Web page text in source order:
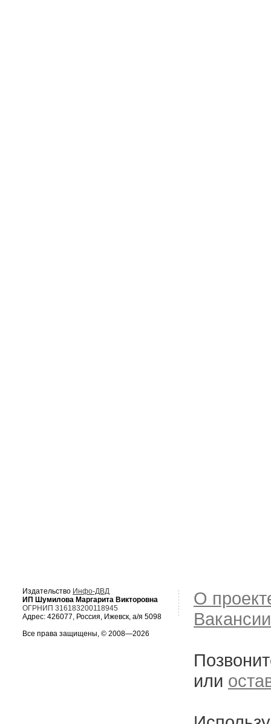
Издательство Инфо-ДВД
ИП Шумилова Маргарита Викторовна
ОГРНИП 316183200118945
Адрес: 426077, Россия, Ижевск, а/я 5098
Все права защищены, © 2008—2026
О
Вакансии
или